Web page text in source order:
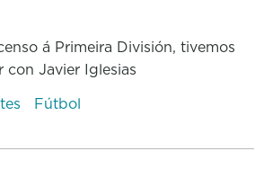
á Primeira División, tivemos
Javier Iglesias
Fútbol